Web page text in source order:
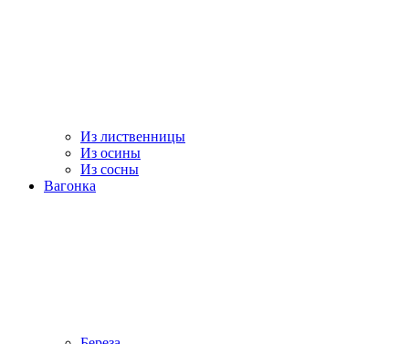
Из лиственницы
Из осины
Из сосны
Вагонка